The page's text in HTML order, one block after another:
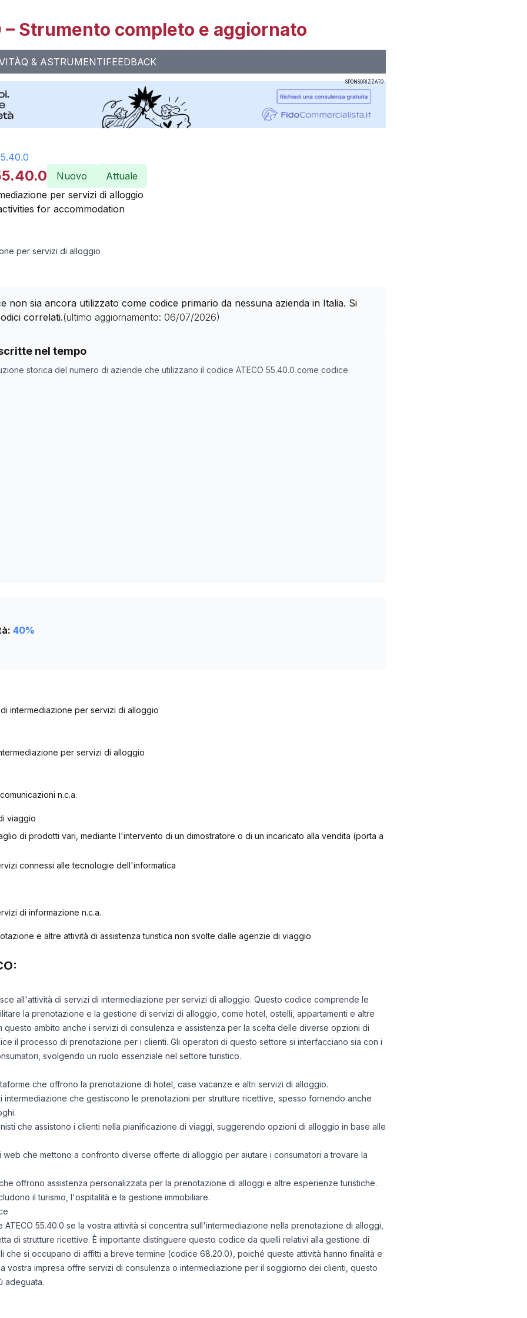
– Strumento completo e aggiornato
Q & ASTRUMENTIFEEDBACK
SPONSORIZZATO
Nuovo Attuale
per servizi di alloggio
for accommodation
per servizi di alloggio
non sia ancora utilizzato come codice primario da nessuna azienda in Italia. Si
correlati.(ultimo aggiornamento: 06/07/2026)
nel tempo
storica del numero di aziende che utilizzano il codice ATECO 55.40.0 come codice
con codice ATECO
Numero aziende
40%
intermediazione per servizi di alloggio
per servizi di alloggio
n.c.a.
viaggio
di prodotti vari, mediante l'intervento di un dimostratore o di un incaricato alla vendita (porta a
connessi alle tecnologie dell'informatica
di informazione n.c.a.
e altre attività di assistenza turistica non svolte dalle agenzie di viaggio
all'attività di servizi di intermediazione per servizi di alloggio. Questo codice comprende le
la prenotazione e la gestione di servizi di alloggio, come hotel, ostelli, appartamenti e altre
questo ambito anche i servizi di consulenza e assistenza per la scelta delle diverse opzioni di
il processo di prenotazione per i clienti. Gli operatori di questo settore si interfacciano sia con i
svolgendo un ruolo essenziale nel settore turistico.
che offrono la prenotazione di hotel, case vacanze e altri servizi di alloggio.
intermediazione che gestiscono le prenotazioni per strutture ricettive, spesso fornendo anche
che assistono i clienti nella pianificazione di viaggi, suggerendo opzioni di alloggio in base alle
web che mettono a confronto diverse offerte di alloggio per aiutare i consumatori a trovare la
offrono assistenza personalizzata per la prenotazione di alloggi e altre esperienze turistiche.
il turismo, l'ospitalità e la gestione immobiliare.
55.40.0 se la vostra attività si concentra sull'intermediazione nella prenotazione di alloggi,
di strutture ricettive. È importante distinguere questo codice da quelli relativi alla gestione di
che si occupano di affitti a breve termine (codice 68.20.0), poiché queste attività hanno finalità e
vostra impresa offre servizi di consulenza o intermediazione per il soggiorno dei clienti, questo
adeguata.